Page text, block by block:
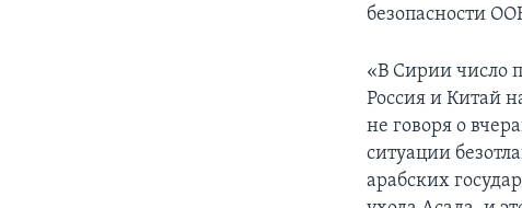
безопасности
«В Сирии число
Россия и Китай
не говоря о
ситуации
арабских